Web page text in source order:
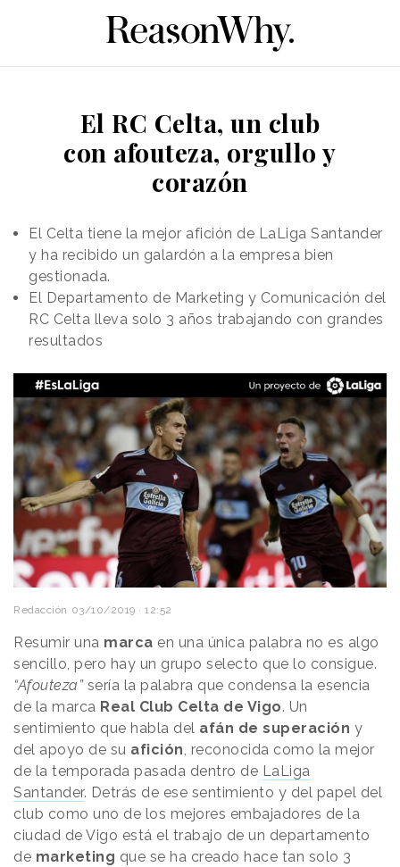
El RC Celta, un club
con afouteza, orgullo y
corazón
El Celta tiene la mejor afición de LaLiga Santander
y ha recibido un galardón a la empresa bien
gestionada.
El Departamento de Marketing y Comunicación del
RC Celta lleva solo 3 años trabajando con grandes
resultados
Redacción 03/10/2019 · 12:52
Resumir una marca en una única palabra no es algo
sencillo, pero hay un grupo selecto que lo consigue.
“Afouteza” sería la palabra que condensa la esencia
de la marca Real Club Celta de Vigo. Un
sentimiento que habla del afán de superación y
del apoyo de su afición, reconocida como la mejor
de la temporada pasada dentro de LaLiga
Santander. Detrás de ese sentimiento y del papel del
club como uno de los mejores embajadores de la
ciudad de Vigo está el trabajo de un departamento
de marketing que se ha creado hace tan solo 3